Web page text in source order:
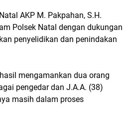
AKP M. Pakpahan, S.H.
Polsek Natal dengan dukungan
penyelidikan dan penindakan
mengamankan dua orang
pengedar dan J.A.A. (38)
masih dalam proses